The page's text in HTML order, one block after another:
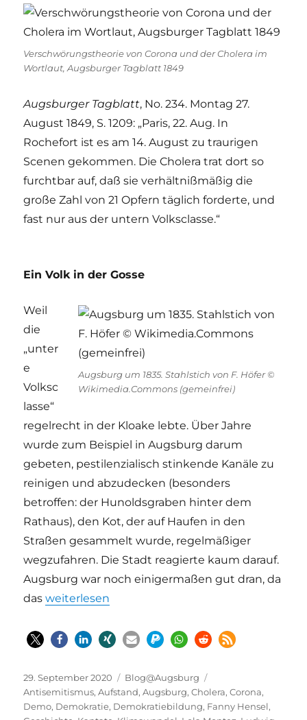
Verschwörungstheorie von Corona und der Cholera im
Wortlaut, Augsburger Tagblatt 1849
Augsburger Tagblatt, No. 234. Montag 27.
August 1849, S. 1209: „Paris, 22. Aug. In
Rochefort ist es am 14. August zu traurigen
Scenen gekommen. Die Cholera trat dort so
furchtbar auf, daß sie verhältnißmäßig die
große Zahl von 21 Opfern täglich forderte, und
fast nur aus der untern Volksclasse.“
Ein Volk in der Gosse
Augsburg um 1835. Stahlstich von F. Höfer ©
Wikimedia.Commons (gemeinfrei)
Weil
die
„unter
e
Volksc
lasse“
regelrecht in der Kloake lebte. Über Jahre
wurde zum Beispiel in Augsburg darum
gebeten, pestilenzialisch stinkende Kanäle zu
reinigen und abzudecken (besonders
betroffen: der Hunoldsgraben hinter dem
Rathaus), den Kot, der auf Haufen in den
Straßen gesammelt wurde, regelmäßiger
wegzufahren. Die Stadt reagierte kaum darauf.
Augsburg war noch einigermaßen gut dran, da
das„Corona und Cholera – wortgleich wiederholte
weiterlesen
Veröffentlicht
am
29. September 2020 Kategorien
Blog@Augsburg
Antisemitismus,Aufstand,Augsburg,Cholera,Corona,
Demo, Demokratie, Demokratiebildung, Fanny Hensel,